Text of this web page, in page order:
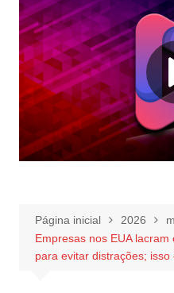
Página inicial 2026
Empresas nos EUA
para evitar distrações;